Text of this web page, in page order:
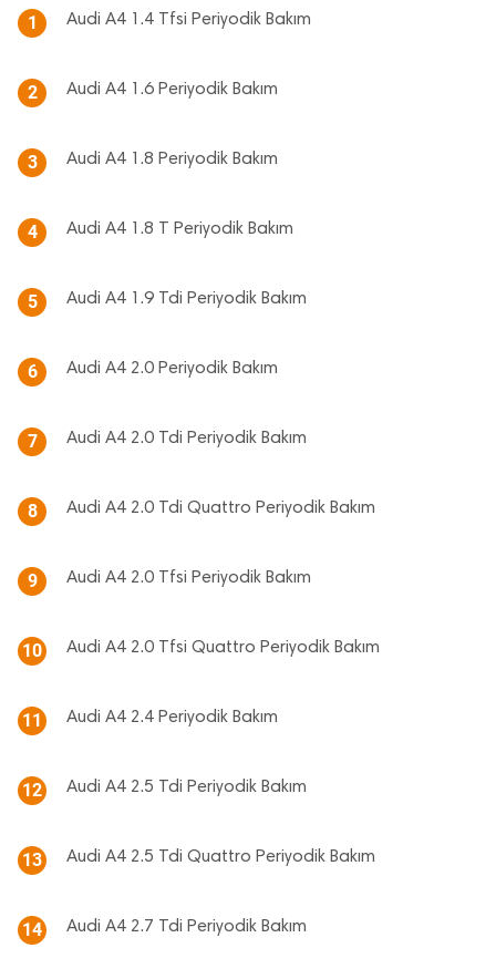
1 Audi A4 1.4 Tfsi Periyodik Bakım
2 Audi A4 1.6 Periyodik Bakım
3 Audi A4 1.8 Periyodik Bakım
4 Audi A4 1.8 T Periyodik Bakım
5 Audi A4 1.9 Tdi Periyodik Bakım
6 Audi A4 2.0 Periyodik Bakım
7 Audi A4 2.0 Tdi Periyodik Bakım
8 Audi A4 2.0 Tdi Quattro Periyodik Bakım
9 Audi A4 2.0 Tfsi Periyodik Bakım
10 Audi A4 2.0 Tfsi Quattro Periyodik Bakım
11 Audi A4 2.4 Periyodik Bakım
12 Audi A4 2.5 Tdi Periyodik Bakım
13 Audi A4 2.5 Tdi Quattro Periyodik Bakım
14 Audi A4 2.7 Tdi Periyodik Bakım